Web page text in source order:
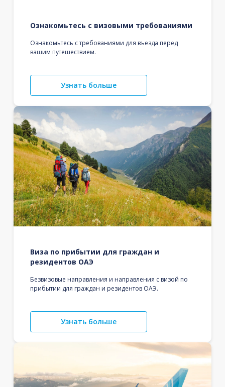
Ознакомьтесь с визовыми требованиями
Ознакомьтесь с требованиями для въезда перед
вашим путешествием.
Узнать больше
Виза по прибытии для граждан и
резидентов ОАЭ
Безвизовые направления и направления с визой по
прибытии для граждан и резидентов ОАЭ.
Узнать больше